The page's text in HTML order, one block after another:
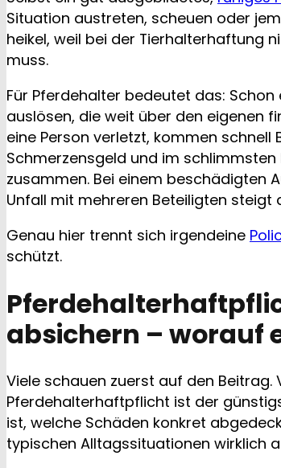
Situation austreten, scheuen oder
heikel, weil bei der Tierhalterhaftung
muss.
Für Pferdehalter bedeutet das:
auslösen, die weit über den eigenen
eine Person verletzt, kommen
Schmerzensgeld und im
zusammen. Bei einem beschädigten
Unfall mit mehreren Beteiligten steigt
Genau hier trennt sich irgendeine
schützt.
absichern – worauf
Viele schauen zuerst auf den
Pferdehalterhaftpflicht ist der
ist, welche Schäden konkret
typischen Alltagssituationen wirklich